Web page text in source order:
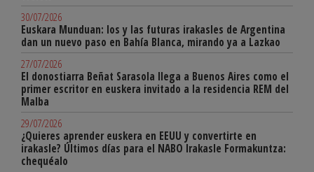
30/07/2026
Euskara Munduan: los y las futuras irakasles de Argentina
dan un nuevo paso en Bahía Blanca, mirando ya a Lazkao
27/07/2026
El donostiarra Beñat Sarasola llega a Buenos Aires como el
primer escritor en euskera invitado a la residencia REM del
Malba
29/07/2026
¿Quieres aprender euskera en EEUU y convertirte en
irakasle? Últimos días para el NABO Irakasle Formakuntza:
chequéalo